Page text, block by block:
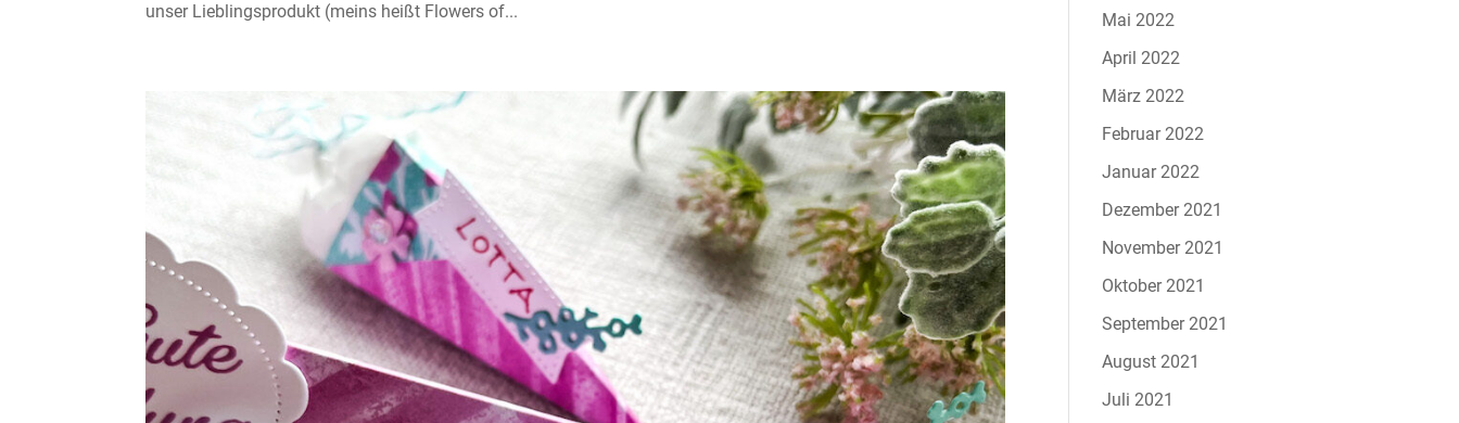
unser Lieblingsprodukt (meins heißt Flowers of...
Mai 2022
April 2022
März 2022
Februar 2022
Januar 2022
Dezember 2021
November 2021
Oktober 2021
September 2021
August 2021
Juli 2021